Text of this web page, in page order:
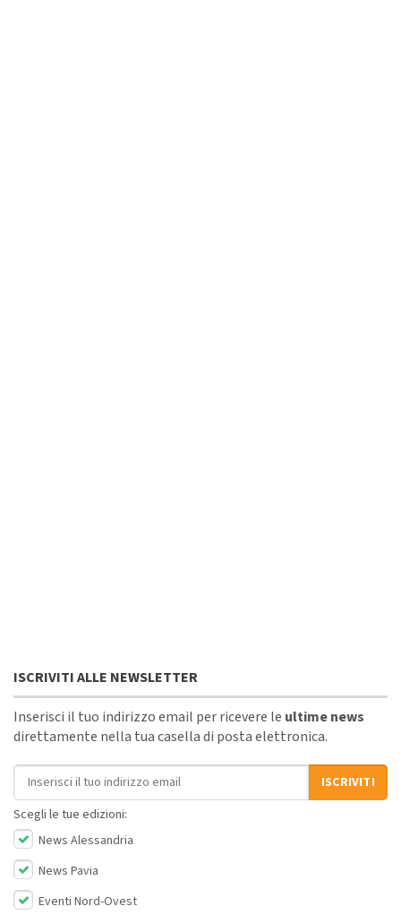
ISCRIVITI ALLE NEWSLETTER
Inserisci il tuo indirizzo email per ricevere le ultime news
direttamente nella tua casella di posta elettronica.
Indirizzo email
ISCRIVITI
Scegli le tue edizioni:
News Alessandria
News Pavia
Eventi Nord-Ovest